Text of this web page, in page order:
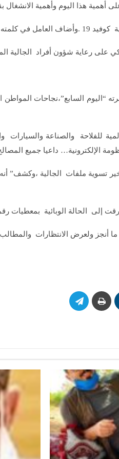
أهمية هذا اليوم وأهمية الانشغال
على الحاجيات. ”
على رعاية شؤون أفراد الجالية
“اليوم السابع”،نجاحات
للفلاحة والصناعة
الإلكترونية… داعيا جميع المصالح
تسوية ملفات الجالية
الحالة الوبائية بمعطيات
ما أنجز ولعرض الانتظارات